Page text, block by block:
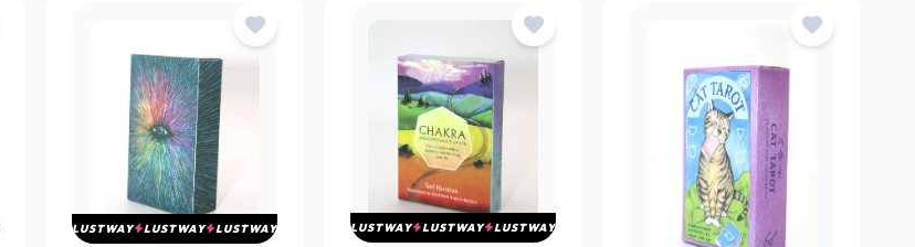
LUSTWAY LUSTWAY LUSTWAY LUSTWAY LUSTWAY LUSTWAY